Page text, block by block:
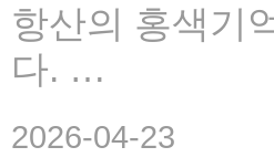
항산의 홍색기
다. …
2026-04-23